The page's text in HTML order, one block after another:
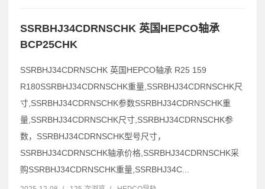
SSRBHJ34CDRNSCHK 英国HEPCO轴承
BCP25CHK
SSRBHJ34CDRNSCHK 英国HEPCO轴承 R25 159
R180SSRBHJ34CDRNSCHK重量,SSRBHJ34CDRNSCHK尺
寸,SSRBHJ34CDRNSCHK参数SSRBHJ34CDRNSCHK重
量,SSRBHJ34CDRNSCHK尺寸,SSRBHJ34CDRNSCHK参
数，SSRBHJ34CDRNSCHK型号尺寸，
SSRBHJ34CDRNSCHK轴承价格,SSRBHJ34CDRNSCHK采
购SSRBHJ34CDRNSCHK重量,SSRBHJ34C...